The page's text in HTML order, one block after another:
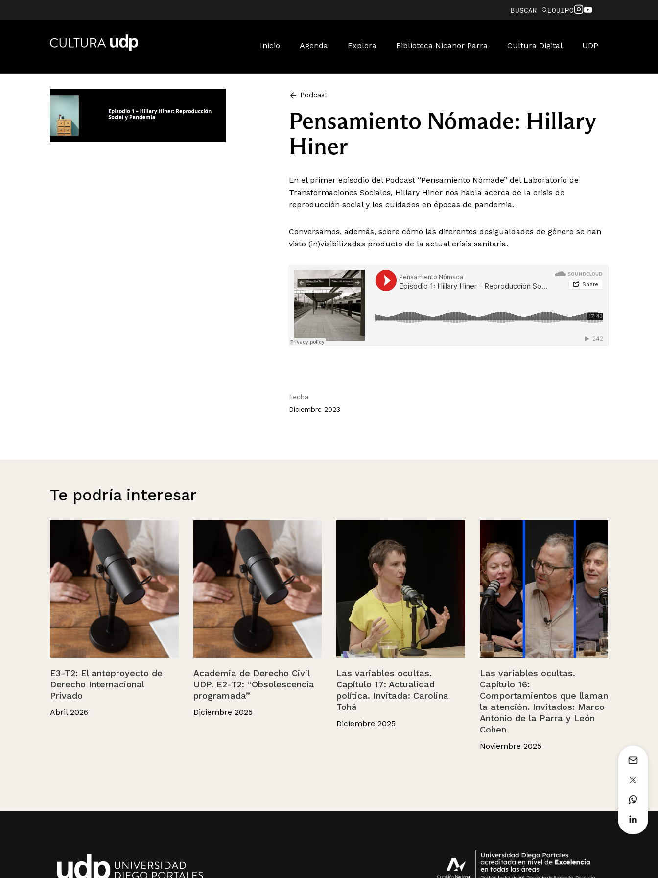
BUSCAR EQUIPO
Inicio Agenda Explora Biblioteca Nicanor Parra Cultura Digital UDP
Podcast
Pensamiento Nómade: Hillary
Hiner
En el primer episodio del Podcast “Pensamiento Nómade” del Laboratorio de
Transformaciones Sociales, Hillary Hiner nos habla acerca de la crisis de
reproducción social y los cuidados en épocas de pandemia.
Conversamos, además, sobre cómo las diferentes desigualdades de género se han
visto (in)visibilizadas producto de la actual crisis sanitaria.
Fecha
Diciembre 2023
Te podría interesar
E3-T2: El anteproyecto de
Derecho Internacional
Privado
Abril 2026
Academia de Derecho Civil
UDP. E2-T2: “Obsolescencia
programada”
Diciembre 2025
Las variables ocultas.
Capítulo 17: Actualidad
política. Invitada: Carolina
Tohá
Diciembre 2025
Las variables ocultas.
Capítulo 16:
Comportamientos que llaman
la atención. Invitados: Marco
Antonio de la Parra y León
Cohen
Noviembre 2025